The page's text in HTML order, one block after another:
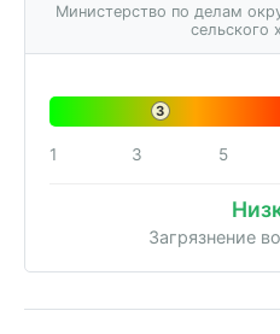
Министерство по делам
сельского
3
1 3 5
Загрязнение